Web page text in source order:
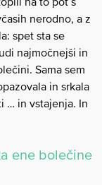
nerodno, a z
spet sta se
najmočnejši in
Sama sem
in srkala
… in vstajenja. In
ene bolečine